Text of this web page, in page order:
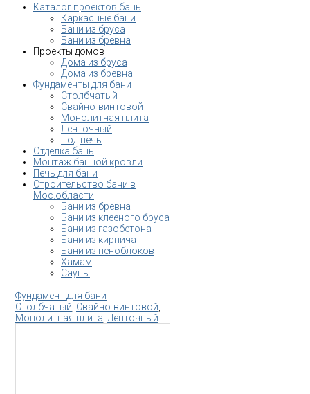
Каталог проектов бань
Каркасные бани
Бани из бруса
Бани из бревна
Проекты домов
Дома из бруса
Дома из бревна
Фундаменты для бани
Столбчатый
Свайно-винтовой
Монолитная плита
Ленточный
Под печь
Отделка бань
Монтаж банной кровли
Печь для бани
Строительство бани в
Мос.области
Бани из бревна
Бани из клееного бруса
Бани из газобетона
Бани из кирпича
Бани из пеноблоков
Хамам
Сауны
Фундамент для бани
Столбчатый Свайно-винтовой
Монолитная плита Ленточный